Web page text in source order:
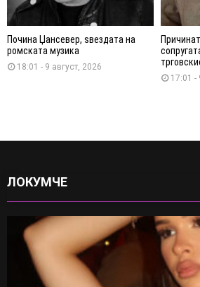
Почина Џансевер, ѕвездата на
ромската музика
18:01 - 9 август, 2026
17:01 -
ЛОКУМЧЕ